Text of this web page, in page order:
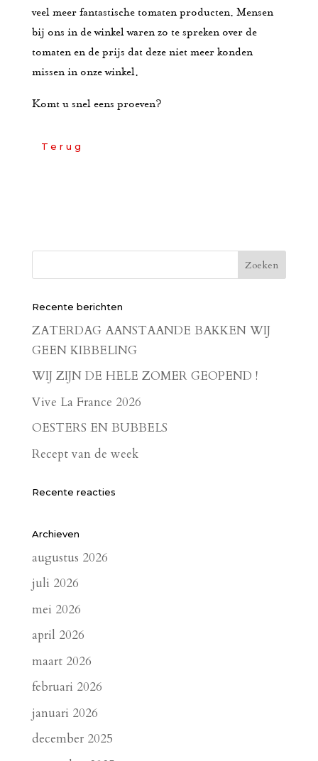
veel meer fantastische tomaten producten. Mensen
bij ons in de winkel waren zo te spreken over de
tomaten en de prijs dat deze niet meer konden
missen in onze winkel.
Komt u snel eens proeven?
Terug
Recente berichten
ZATERDAG AANSTAANDE BAKKEN WIJ
GEEN KIBBELING
WIJ ZIJN DE HELE ZOMER GEOPEND !
Vive La France 2026
OESTERS EN BUBBELS
Recept van de week
Recente reacties
Archieven
augustus 2026
juli 2026
mei 2026
april 2026
maart 2026
februari 2026
januari 2026
december 2025